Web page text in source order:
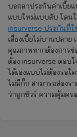
บอกลาประกันค่าเบี้ย
แบบใหม่แบบสับ โดน
insurverse ประกันที่ใ
เสี่ยงเบี้ยไม่บานปลาย
คุณภาพหากต้องการซ่
ต้อง insurverse ตอบ
ได้เองแบบไม่ต้องรอ
ไม่มีกั๊ก สามารถส่องร
ว่าถูกชัวร์ ความคุ้มคร